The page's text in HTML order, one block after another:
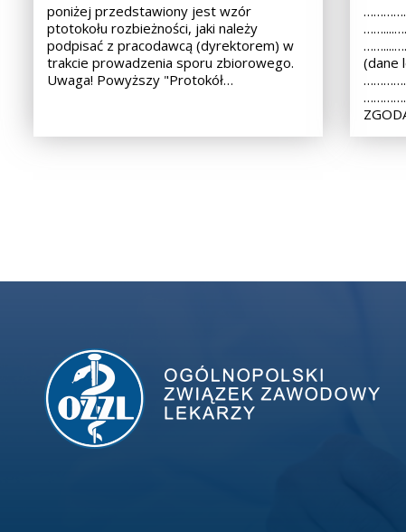
poniżej przedstawiony jest wzór
ptotokołu rozbieżności, jaki należy
podpisać z pracodawcą (dyrektorem) w
trakcie prowadzenia sporu zbiorowego.
Uwaga! Powyższy "Protokół…
(dane